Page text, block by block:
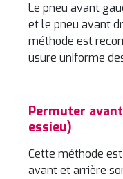
Le pneu avant
et le pneu avant
méthode est
usure uniforme
Permuter
essieu)
Cette méthode
avant et arrière